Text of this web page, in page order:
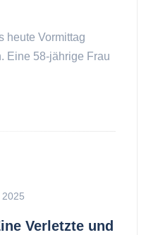
heute Vormittag
Eine 58-jährige Frau
Verletzte und